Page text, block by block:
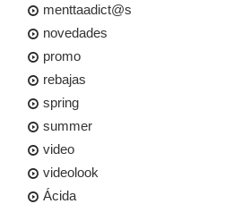
menttaadict@s
novedades
promo
rebajas
spring
summer
video
videolook
Ácida